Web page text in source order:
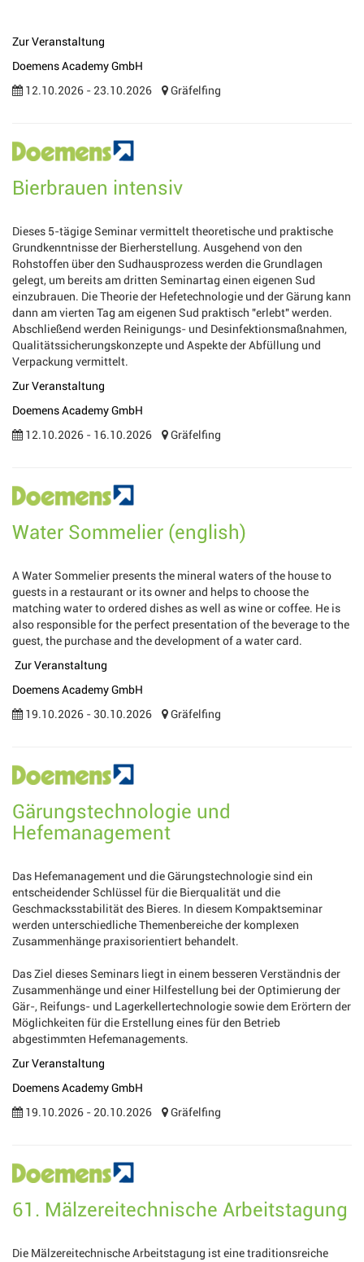
Zur Veranstaltung
Doemens Academy GmbH
12.10.2026 - 23.10.2026
Gräfelfing
Bierbrauen intensiv
Dieses 5-tägige Seminar vermittelt theoretische und praktische
Grundkenntnisse der Bierherstellung. Ausgehend von den
Rohstoffen über den Sudhausprozess werden die Grundlagen
gelegt, um bereits am dritten Seminartag einen eigenen Sud
einzubrauen. Die Theorie der Hefetechnologie und der Gärung kann
dann am vierten Tag am eigenen Sud praktisch "erlebt" werden.
Abschließend werden Reinigungs- und Desinfektionsmaßnahmen,
Qualitätssicherungskonzepte und Aspekte der Abfüllung und
Verpackung vermittelt.
Zur Veranstaltung
Doemens Academy GmbH
12.10.2026 - 16.10.2026
Gräfelfing
Water Sommelier (english)
A Water Sommelier presents the mineral waters of the house to
guests in a restaurant or its owner and helps to choose the
matching water to ordered dishes as well as wine or coffee. He is
also responsible for the perfect presentation of the beverage to the
guest, the purchase and the development of a water card.
Zur Veranstaltung
Doemens Academy GmbH
19.10.2026 - 30.10.2026
Gräfelfing
Gärungstechnologie und
Hefemanagement
Das Hefemanagement und die Gärungstechnologie sind ein
entscheidender Schlüssel für die Bierqualität und die
Geschmacksstabilität des Bieres. In diesem Kompaktseminar
werden unterschiedliche Themenbereiche der komplexen
Zusammenhänge praxisorientiert behandelt.
Das Ziel dieses Seminars liegt in einem besseren Verständnis der
Zusammenhänge und einer Hilfestellung bei der Optimierung der
Gär-, Reifungs- und Lagerkellertechnologie sowie dem Erörtern der
Möglichkeiten für die Erstellung eines für den Betrieb
abgestimmten Hefemanagements.
Zur Veranstaltung
Doemens Academy GmbH
19.10.2026 - 20.10.2026
Gräfelfing
61. Mälzereitechnische Arbeitstagung
Die Mälzereitechnische Arbeitstagung ist eine traditionsreiche